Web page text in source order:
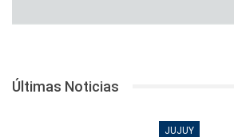
Últimas Noticias
JUJUY